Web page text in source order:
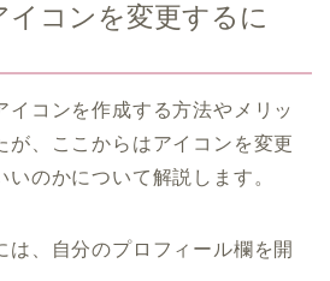
イコンを変更するに
イコンを作成する方法やメリッ
が、ここからはアイコンを変更
のかについて解説します。
は、自分のプロフィール欄を開